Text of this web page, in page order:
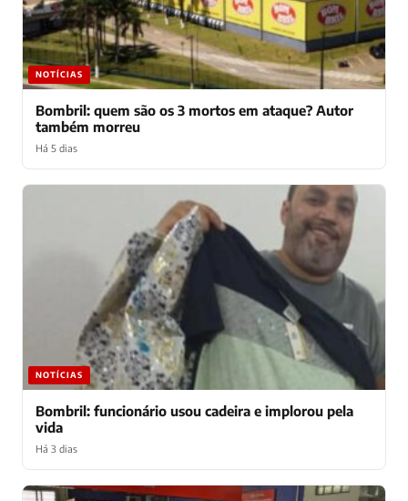
NOTÍCIAS
Bombril: quem são os 3 mortos em ataque? Autor
também morreu
Há 5 dias
NOTÍCIAS
Bombril: funcionário usou cadeira e implorou pela
vida
Há 3 dias